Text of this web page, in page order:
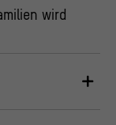
wird